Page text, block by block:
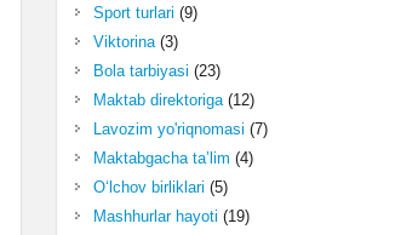
Sport turlari (9)
Viktorina(3)
Bola tarbiyasi (23)
Maktab direktoriga(12)
Lavozim yo'riqnomasi (7)
Maktabgacha ta’lim (4)
O‘lchov birliklari (5)
Mashhurlar hayoti (19)